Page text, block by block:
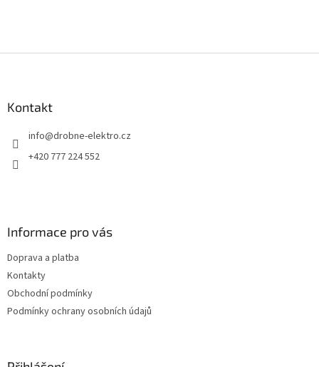
Kontakt
info@drobne-elektro.cz
+420 777 224 552
Informace pro vás
Doprava a platba
Kontakty
Obchodní podmínky
Podmínky ochrany osobních údajů